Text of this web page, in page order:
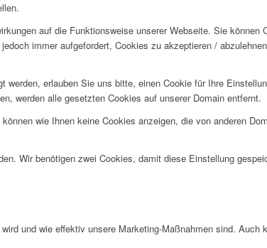
auf die Funktionsweise unserer Webseite. Sie können
immer aufgefordert, Cookies zu akzeptieren /
erlauben Sie uns bitte, einen Cookie für Ihre
werden alle gesetzten Cookies auf unserer Domain entfernt.
wie Ihnen keine Cookies anzeigen, die von anderen
Wir benötigen zwei Cookies, damit diese Einstellung
und wie effektiv unsere Marketing-Maßnahmen sind. Auch